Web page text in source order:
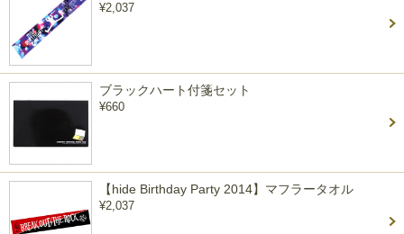
¥2,037
ブラックハート付箋セット
¥660
【hide Birthday Party 2014】マフラータオル
¥2,037